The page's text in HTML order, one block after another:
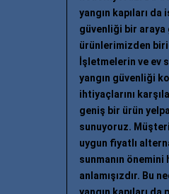
yangın kapıları
güvenliği bir
ürünlerimizden
İşletmelerin ve ev
yangın güvenliği
ihtiyaçlarını
geniş bir ürün
sunuyoruz.
uygun fiyatlı
sunmanın önemini
anlamışızdır. Bu
yangın kapıları